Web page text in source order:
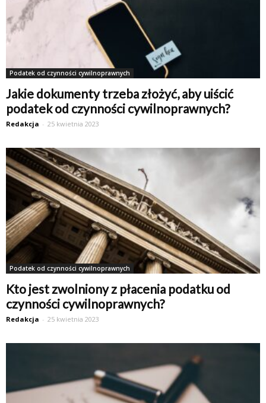
Podatek od czynności cywilnoprawnych
Jakie dokumenty trzeba złożyć, aby uiścić
podatek od czynności cywilnoprawnych?
Redakcja - 25 kwietnia 2023
Podatek od czynności cywilnoprawnych
Kto jest zwolniony z płacenia podatku od
czynności cywilnoprawnych?
Redakcja - 25 kwietnia 2023